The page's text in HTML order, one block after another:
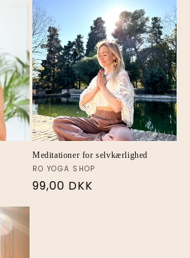
Meditationer for selvkærlighed
RO YOGA SHOP
99,00 DKK